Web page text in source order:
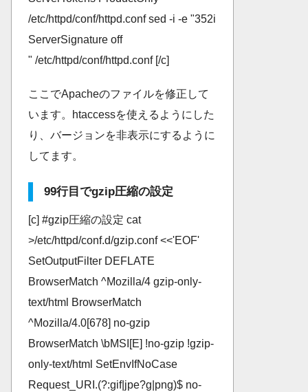
/etc/httpd/conf/httpd.conf sed -i -e "352i
ServerSignature off
" /etc/httpd/conf/httpd.conf [/c]
ここでApacheのファイルを修正して
います。htaccessを使えるようにした
り、バージョンを非表示にするように
してます。
99行目でgzip圧縮の設定
[c] #gzip圧縮の設定 cat
>/etc/httpd/conf.d/gzip.conf <<'EOF'
SetOutputFilter DEFLATE
BrowserMatch ^Mozilla/4 gzip-only-
text/html BrowserMatch
^Mozilla/4.0[678] no-gzip
BrowserMatch \bMSI[E] !no-gzip !gzip-
only-text/html SetEnvIfNoCase
Request_URI.(?:gif|jpe?g|png)$ no-